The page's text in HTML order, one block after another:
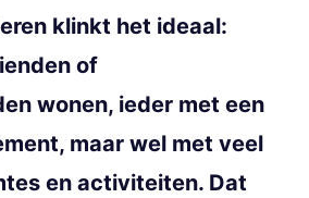
klinkt het ideaal:
of
wonen, ieder met een
maar wel met veel
en activiteiten. Dat